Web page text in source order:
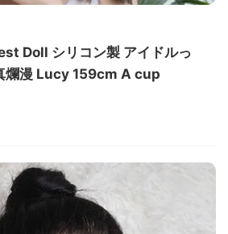
Doll シリコン製 アイドルっ
爛漫 Lucy 159cm A cup